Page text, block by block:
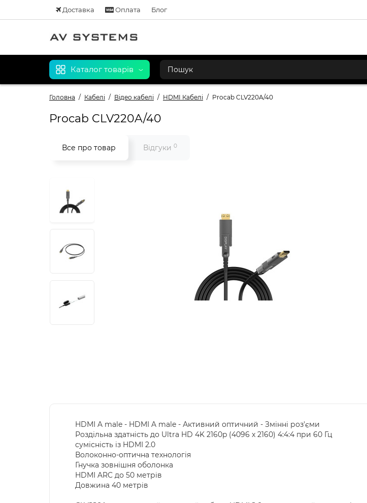
Доставка Оплата Блог
Каталог товарів
Головна Кабелі Відео кабелі HDMI Кабелі Procab CLV220A/40
Procab CLV220A/40
Все про товар Відгуки 0
HDMI A male - HDMI A male - Активний оптичний - Змінні роз'єми
Роздільна здатність до Ultra HD 4K 2160p (4096 x 2160) 4:4:4 при 60 Гц
сумісність із HDMI 2.0
Волоконно-оптична технологія
Гнучка зовнішня оболонка
HDMI ARC до 50 метрів
Довжина 40 метрів